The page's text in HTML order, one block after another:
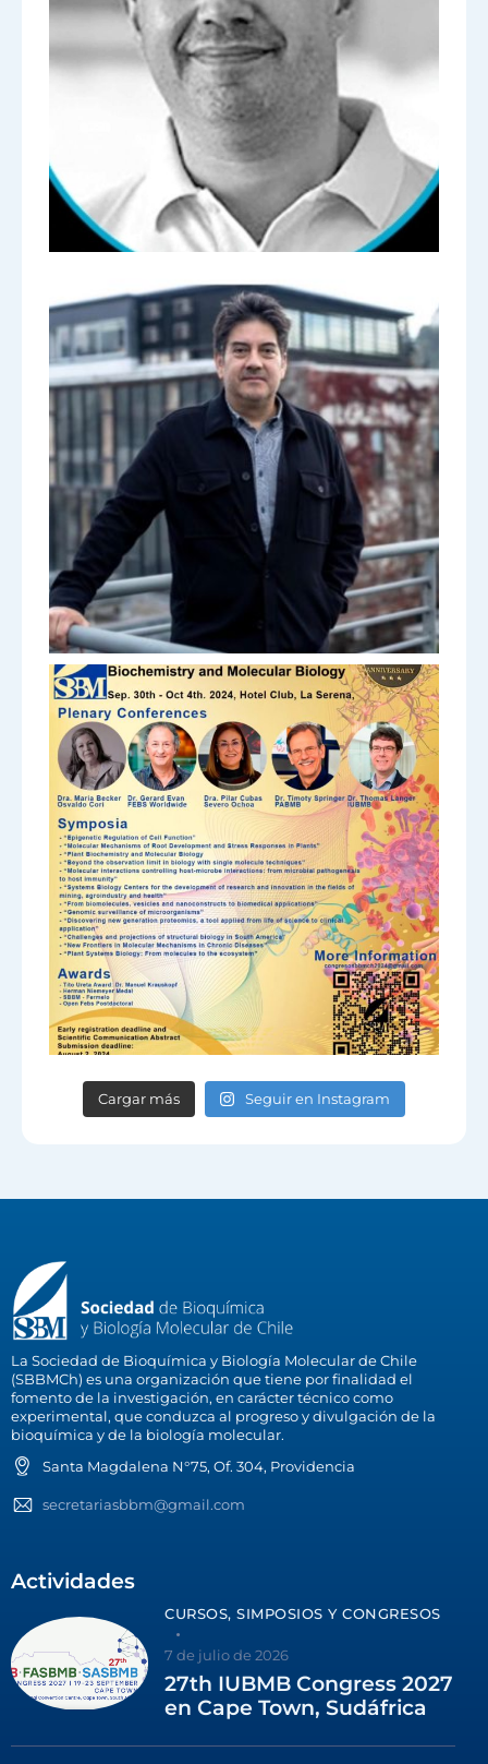
Cargar más Seguir en Instagram
La Sociedad de Bioquímica y Biología Molecular de Chile
(SBBMCh) es una organización que tiene por finalidad el
fomento de la investigación, en carácter técnico como
experimental, que conduzca al progreso y divulgación de la
bioquímica y de la biología molecular.
Santa Magdalena N°75, Of. 304, Providencia
secretariasbbm@gmail.com
Actividades
CURSOS, SIMPOSIOS Y CONGRESOS
7 de julio de 2026
27th IUBMB Congress 2027
en Cape Town, Sudáfrica